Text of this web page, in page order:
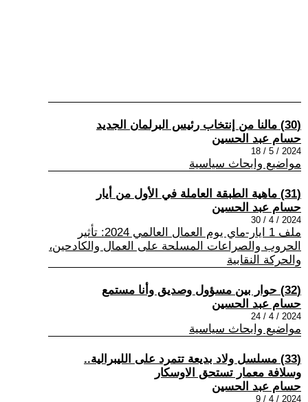
(30) مالنا من إنتخاب رئيس البرلمان الجديد
حسام عبد الحسين
2024 / 5 / 18
مواضيع وابحاث سياسية
(31) ماهية الطبقة العاملة في الأول من أيار
حسام عبد الحسين
2024 / 4 / 30
ملف 1 ايار-ماي يوم العمال العالمي 2024: تأثير
الحروب والصراعات المسلحة على العمال والكادحين،
والحركة النقابية
(32) حوار بين مسؤول وصديق وأنا مستمع
حسام عبد الحسين
2024 / 4 / 24
مواضيع وابحاث سياسية
(33) مسلسل ولاد بديعة تتمرد على الليبرالية..
وسلافة معمار تستحق الاوسكار
حسام عبد الحسين
2024 / 4 / 9